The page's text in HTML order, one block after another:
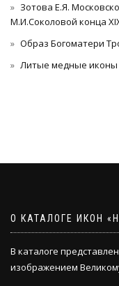
Зотова Е.Я.
М.И.Соколовой конца
Образ Богоматери
Литые медные иконы
О КАТАЛОГЕ ИКОН
В каталоге
изображением